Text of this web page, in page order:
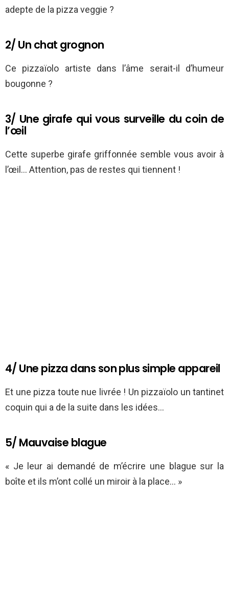
adepte de la pizza veggie ?
2/ Un chat grognon
Ce pizzaïolo artiste dans l’âme serait-il d’humeur
bougonne ?
3/ Une girafe qui vous surveille du coin de
l’œil
Cette superbe girafe griffonnée semble vous avoir à
l’œil… Attention, pas de restes qui tiennent !
4/ Une pizza dans son plus simple appareil
Et une pizza toute nue livrée ! Un pizzaïolo un tantinet
coquin qui a de la suite dans les idées…
5/ Mauvaise blague
« Je leur ai demandé de m’écrire une blague sur la
boîte et ils m’ont collé un miroir à la place… »